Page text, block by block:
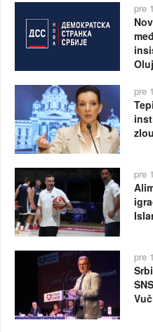
pre
pre
pre
pre